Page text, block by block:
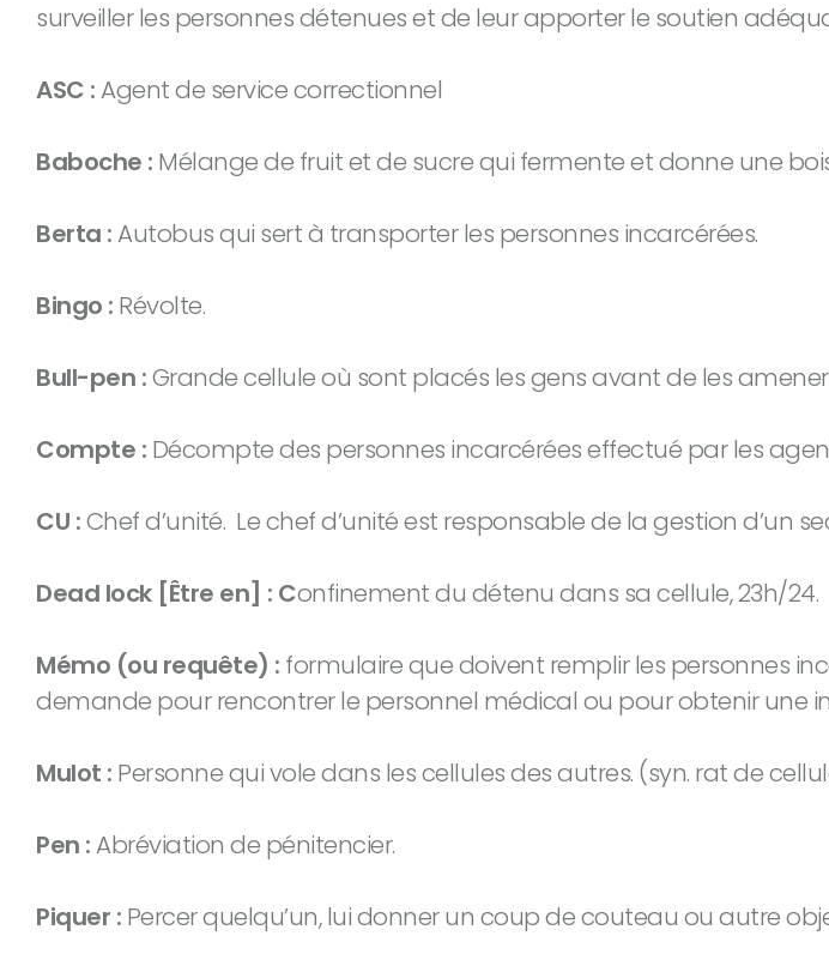
surveiller les personnes détenues et de leur apporter le soutien
ASC :Agent de service correctionnel
Baboche : Mélange de fruit et de sucre qui fermente et donne une
Berta :Autobus qui sert à transporter les personnes incarcérées.
Bingo : Révolte.
Bull-pen :Grande cellule où sont placés les gens avant de les
Compte : Décompte des personnes incarcérées effectué par les
CU :Chef d’unité. Le chef d’unité est responsable de la gestion d’un
Dead lock [Être en] : Confinement du détenu dans sa cellule, 23h/24.
Mémo (ou requête) : formulaire que doivent remplir les personnes
demande pour rencontrer le personnel médical ou pour obtenir une
Mulot : Personne qui vole dans les cellules des autres. (syn. rat de
Pen :Abréviation de pénitencier.
Piquer : Percer quelqu’un, lui donner un coup de couteau ou autre